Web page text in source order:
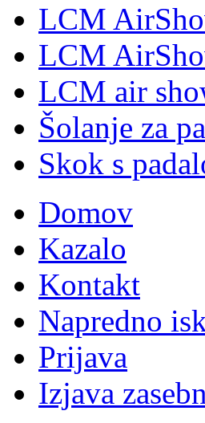
LCM
LCM
LCM air
Šolanje za
Skok s
Domov
Kazalo
Kontakt
Napredno
Prijava
Izjava